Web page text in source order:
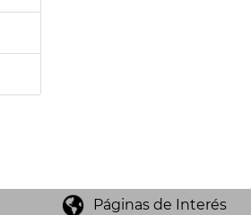
Páginas de Interés